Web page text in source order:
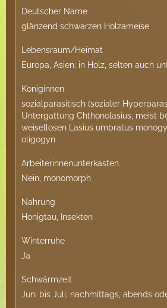
Deutscher Name
glänzend schwarzen Holzameise
Lebensraum/Heimat
Europa, Asien; in Holz, selten auch
Königinnen
sozialparasitisch (sozialer
Untergattung Chthonolasius, meist
weisellosen Lasius umbratus
oligogyn
Arbeiterinnenunterkasten
Nein, monomorph
Nahrung
Honigtau, Insekten
Winterruhe
Ja
Schwärmzeit
Juni bis Juli; nachmittags, abends